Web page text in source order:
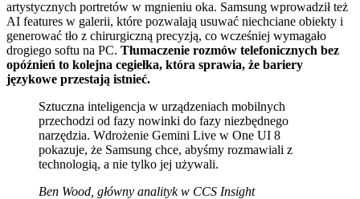
artystycznych portretów w mgnieniu oka. Samsung wprowadził też
AI features w galerii, które pozwalają usuwać niechciane obiekty i
generować tło z chirurgiczną precyzją, co wcześniej wymagało
drogiego softu na PC. Tłumaczenie rozmów telefonicznych bez
opóźnień to kolejna cegiełka, która sprawia, że bariery
językowe przestają istnieć.
Sztuczna inteligencja w urządzeniach mobilnych
przechodzi od fazy nowinki do fazy niezbędnego
narzędzia. Wdrożenie Gemini Live w One UI 8
pokazuje, że Samsung chce, abyśmy rozmawiali z
technologią, a nie tylko jej używali.
Ben Wood, główny analityk w CCS Insight